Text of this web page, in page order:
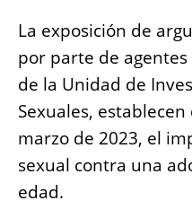
La exposición de
por parte de
de la Unidad de
Sexuales,
marzo de 2023, el
sexual contra una
edad.